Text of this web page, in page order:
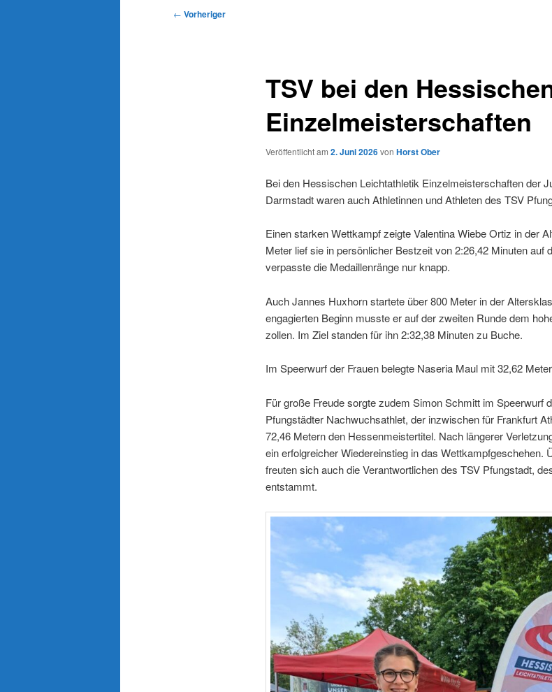
Beitragsnavigation
← Vorheriger
TSV bei den
Einzelmeisterschaften
Veröffentlicht am 2. Juni 2026von Horst Ober
Bei den Hessischen Leichtathletik Einzelmeisterschaften der
Darmstadt waren auch Athletinnen und Athleten des TSV
Einen starken Wettkampf zeigte Valentina Wiebe Ortiz in der
Meter lief sie in persönlicher Bestzeit von 2:26,42 Minuten auf
verpasste die Medaillenränge nur knapp.
Auch Jannes Huxhorn startete über 800 Meter in der
engagierten Beginn musste er auf der zweiten Runde dem
zollen. Im Ziel standen für ihn 2:32,38 Minuten zu Buche.
Im Speerwurf der Frauen belegte Naseria Maul mit 32,62
Für große Freude sorgte zudem Simon Schmitt im Speerwurf
Pfungstädter Nachwuchsathlet, der inzwischen für Frankfurt
72,46 Metern den Hessenmeistertitel. Nach längerer
ein erfolgreicher Wiedereinstieg in das Wettkampfgeschehen.
freuten sich auch die Verantwortlichen des TSV Pfungstadt,
entstammt.